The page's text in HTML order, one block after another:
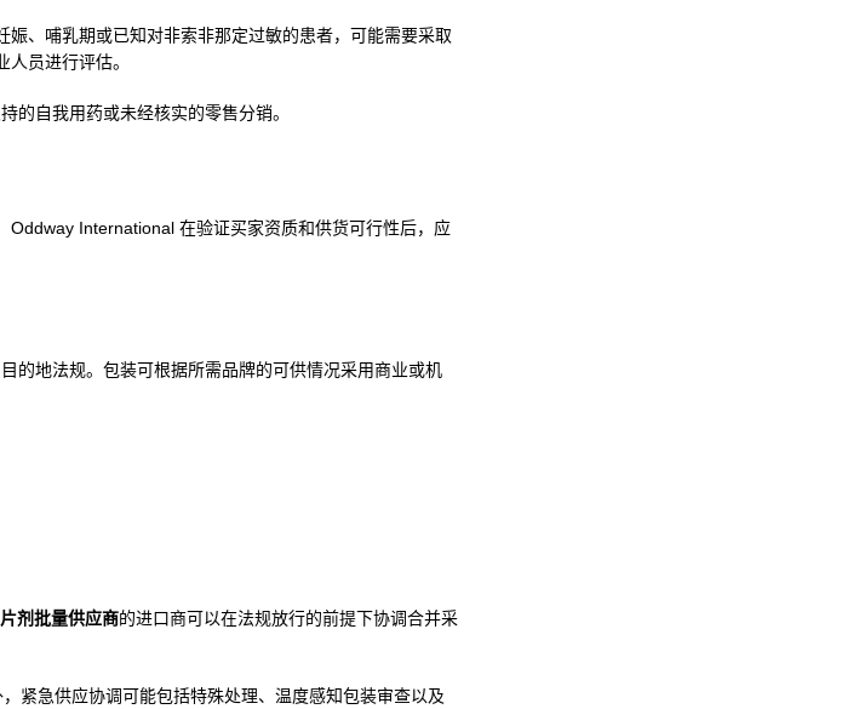
、哺乳期或已知对非索非那定过敏的患者，可能需要采取
员进行评估。
的自我用药或未经核实的零售分销。
International 在验证买家资质和供货可行性后，应
的地法规。包装可根据所需品牌的可供情况采用商业或机
剂批量供应商的进口商可以在法规放行的前提下协调合并采
紧急供应协调可能包括特殊处理、温度感知包装审查以及